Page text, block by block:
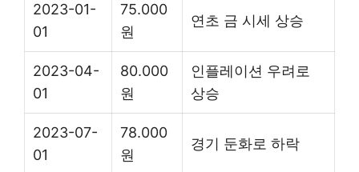
2023-01-
01
75.000
원
연초 금 시세 상승
2023-04-
01
80.000
원
인플레이션 우려로
상승
2023-07-
01
78.000
원
경기 둔화로 하락